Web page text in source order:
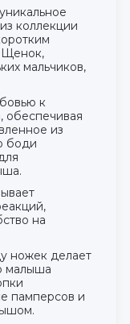
коллекции
Щенок,
мальчиков,
к
обеспечивая
из
боди
на
ножек делает
малыша
памперсов и